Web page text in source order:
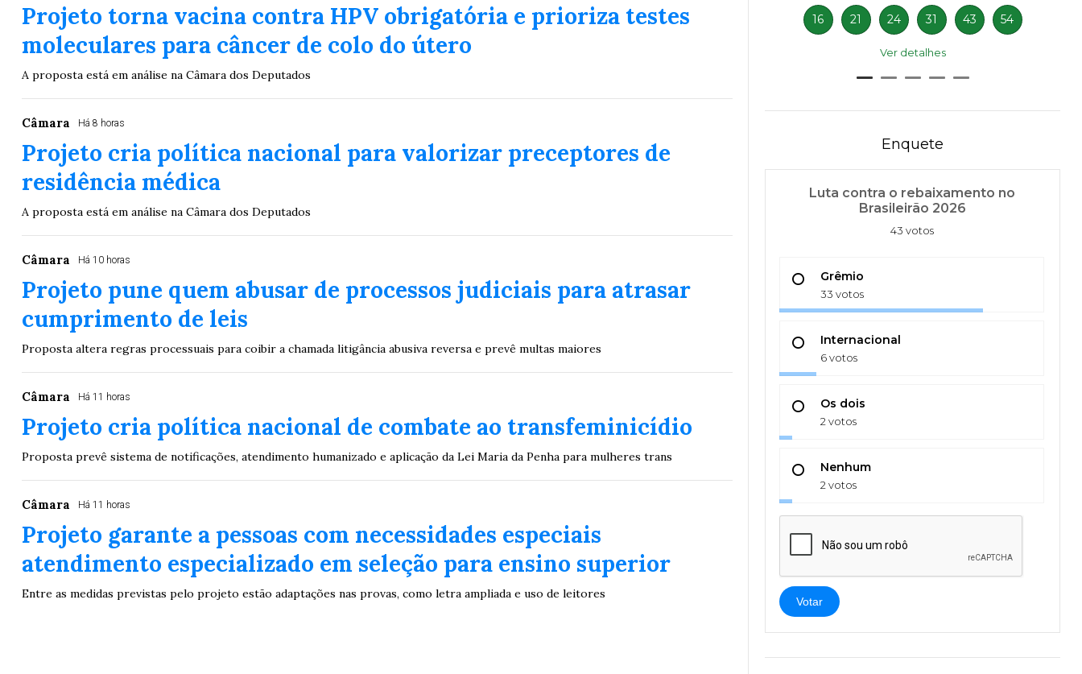
Projeto torna vacina contra HPV obrigatória e prioriza testes
moleculares para câncer de colo do útero
A proposta está em análise na Câmara dos Deputados
Câmara Há 8 horas
Projeto cria política nacional para valorizar preceptores de
residência médica
A proposta está em análise na Câmara dos Deputados
Câmara Há 10 horas
Projeto pune quem abusar de processos judiciais para atrasar
cumprimento de leis
Proposta altera regras processuais para coibir a chamada litigância abusiva reversa e prevê multas maiores
Câmara Há 11 horas
Projeto cria política nacional de combate ao transfeminicídio
Proposta prevê sistema de notificações, atendimento humanizado e aplicação da Lei Maria da Penha para mulheres trans
Câmara Há 11 horas
Projeto garante a pessoas com necessidades especiais
atendimento especializado em seleção para ensino superior
Entre as medidas previstas pelo projeto estão adaptações nas provas, como letra ampliada e uso de leitores
07 08 09 11
20 22 23 24
detalhes
05 08 10 12 22 27 33
35 36 43 49 50 56 61
64
10 14 16 21 30 16 21 24 31 43 54
Ver detalhes
Enquete
Luta contra o rebaixamento no
Brasileirão 2026
43 votos
Grêmio
33 votos
Internacional
6 votos
Os dois
2 votos
Nenhum
2 votos
Votar